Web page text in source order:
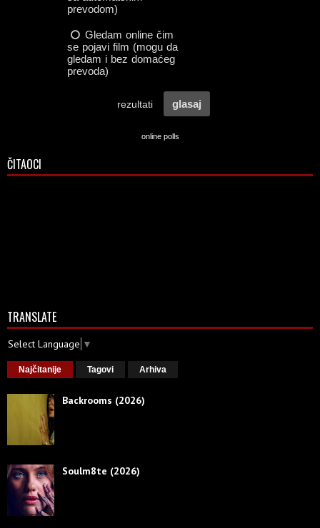
online polls
ČITAOCI
TRANSLATE
Select Language ▼
Najčitanije Tagovi Arhiva
Backrooms (2026)
Soulm8te (2026)